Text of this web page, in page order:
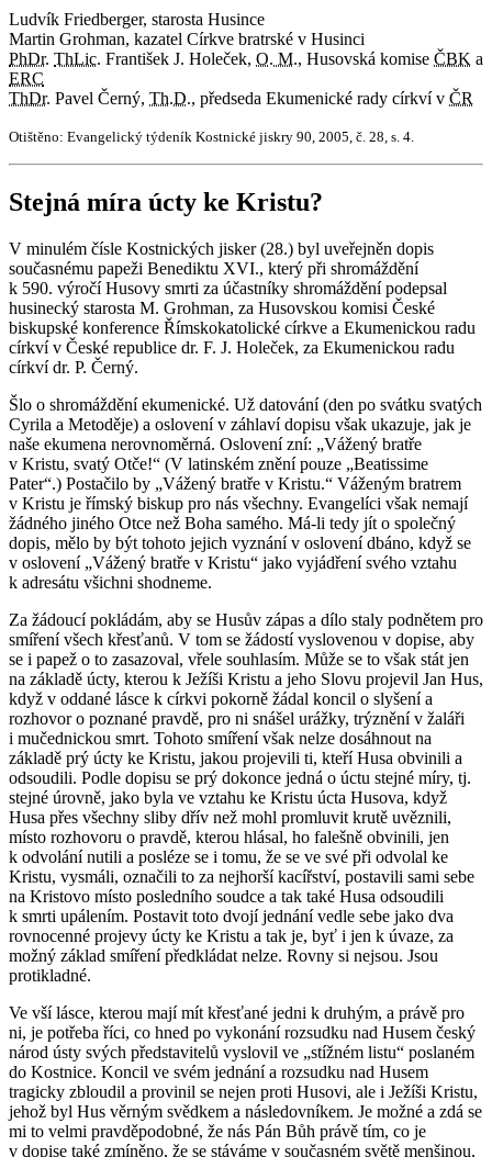
Ludvík Friedberger, starosta Husince
Martin Grohman, kazatel Církve bratrské v Husinci
PhDr. ThLic. František J. Holeček, O. M., Husovská komise ČBK a
ERC
ThDr. Pavel Černý, Th.D., předseda Ekumenické rady církví v ČR
Otištěno: Evangelický týdeník Kostnické jiskry 90, 2005, č. 28, s. 4.
Stejná míra úcty ke Kristu?
V minulém čísle Kostnických jisker (28.) byl uveřejněn dopis
současnému papeži Benediktu XVI., který při shromáždění
k 590. výročí Husovy smrti za účastníky shromáždění podepsal
husinecký starosta M. Grohman, za Husovskou komisi České
biskupské konference Římskokatolické církve a Ekumenickou radu
církví v České republice dr. F. J. Holeček, za Ekumenickou radu
církví dr. P. Černý.
Šlo o shromáždění ekumenické. Už datování (den po svátku svatých
Cyrila a Metoděje) a oslovení v záhlaví dopisu však ukazuje, jak je
naše ekumena nerovnoměrná. Oslovení zní: „Vážený bratře
v Kristu, svatý Otče!“ (V latinském znění pouze „Beatissime
Pater“.) Postačilo by „Vážený bratře v Kristu.“ Váženým bratrem
v Kristu je římský biskup pro nás všechny. Evangelíci však nemají
žádného jiného Otce než Boha samého. Má-li tedy jít o společný
dopis, mělo by být tohoto jejich vyznání v oslovení dbáno, když se
v oslovení „Vážený bratře v Kristu“ jako vyjádření svého vztahu
k adresátu všichni shodneme.
Za žádoucí pokládám, aby se Husův zápas a dílo staly podnětem pro
smíření všech křesťanů. V tom se žádostí vyslovenou v dopise, aby
se i papež o to zasazoval, vřele souhlasím. Může se to však stát jen
na základě úcty, kterou k Ježíši Kristu a jeho Slovu projevil Jan Hus,
když v oddané lásce k církvi pokorně žádal koncil o slyšení a
rozhovor o poznané pravdě, pro ni snášel urážky, trýznění v žaláři
i mučednickou smrt. Tohoto smíření však nelze dosáhnout na
základě prý úcty ke Kristu, jakou projevili ti, kteří Husa obvinili a
odsoudili. Podle dopisu se prý dokonce jedná o úctu stejné míry, tj.
stejné úrovně, jako byla ve vztahu ke Kristu úcta Husova, když
Husa přes všechny sliby dřív než mohl promluvit krutě uvěznili,
místo rozhovoru o pravdě, kterou hlásal, ho falešně obvinili, jen
k odvolání nutili a posléze se i tomu, že se ve své při odvolal ke
Kristu, vysmáli, označili to za nejhorší kacířství, postavili sami sebe
na Kristovo místo posledního soudce a tak také Husa odsoudili
k smrti upálením. Postavit toto dvojí jednání vedle sebe jako dva
rovnocenné projevy úcty ke Kristu a tak je, byť i jen k úvaze, za
možný základ smíření předkládat nelze. Rovny si nejsou. Jsou
protikladné.
Ve vší lásce, kterou mají mít křesťané jedni k druhým, a právě pro
ni, je potřeba říci, co hned po vykonání rozsudku nad Husem český
národ ústy svých představitelů vyslovil ve „stížném listu“ poslaném
do Kostnice. Koncil ve svém jednání a rozsudku nad Husem
tragicky zbloudil a provinil se nejen proti Husovi, ale i Ježíši Kristu,
jehož byl Hus věrným svědkem a následovníkem. Je možné a zdá se
mi to velmi pravděpodobné, že nás Pán Bůh právě tím, co je
v dopise také zmíněno, že se stáváme v současném světě menšinou,